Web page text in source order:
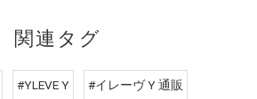
関連タグ
#YLEVE Y #イレーヴ Y 通販